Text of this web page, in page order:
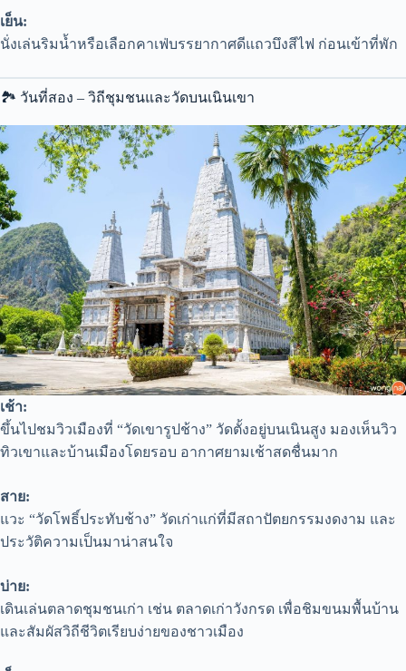
เย็น:
นั่งเล่นริมน้ำหรือเลือกคาเฟ่บรรยากาศดีแถวบึงสีไฟ ก่อนเข้าที่พัก
🏞 วันที่สอง – วิถีชุมชนและวัดบนเนินเขา
เช้า:
ขึ้นไปชมวิวเมืองที่ “วัดเขารูปช้าง” วัดตั้งอยู่บนเนินสูง มองเห็นวิว
ทิวเขาและบ้านเมืองโดยรอบ อากาศยามเช้าสดชื่นมาก
สาย:
แวะ “วัดโพธิ์ประทับช้าง” วัดเก่าแก่ที่มีสถาปัตยกรรมงดงาม และ
ประวัติความเป็นมาน่าสนใจ
บ่าย:
เดินเล่นตลาดชุมชนเก่า เช่น ตลาดเก่าวังกรด เพื่อชิมขนมพื้นบ้าน
และสัมผัสวิถีชีวิตเรียบง่ายของชาวเมือง